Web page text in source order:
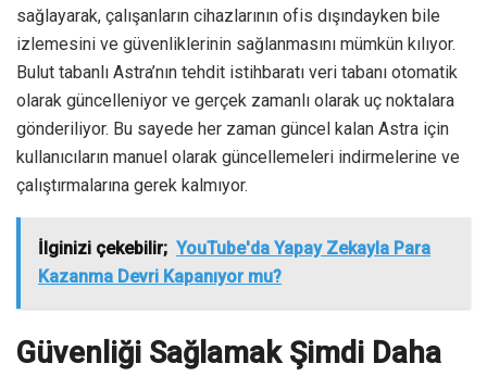
sağlayarak, çalışanların cihazlarının ofis dışındayken bile
izlemesini ve güvenliklerinin sağlanmasını mümkün kılıyor.
Bulut tabanlı Astra’nın tehdit istihbaratı veri tabanı otomatik
olarak güncelleniyor ve gerçek zamanlı olarak uç noktalara
gönderiliyor. Bu sayede her zaman güncel kalan Astra için
kullanıcıların manuel olarak güncellemeleri indirmelerine ve
çalıştırmalarına gerek kalmıyor.
İlginizi çekebilir; YouTube'da Yapay Zekayla Para
Kazanma Devri Kapanıyor mu?
Güvenliği Sağlamak Şimdi Daha